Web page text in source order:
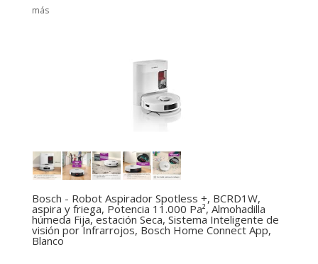
más
Bosch - Robot Aspirador Spotless +, BCRD1W,
aspira y friega, Potencia 11.000 Pa², Almohadilla
húmeda Fija, estación Seca, Sistema Inteligente de
visión por Infrarrojos, Bosch Home Connect App,
Blanco